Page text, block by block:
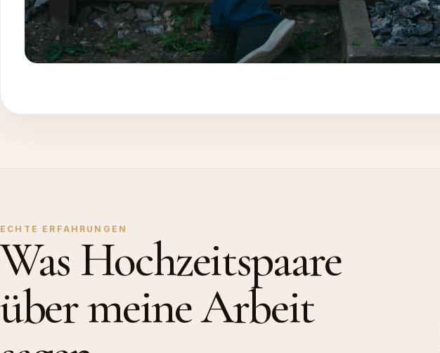
ECHTE ERFAHRUNGEN
Was Hochzeitspaare
über meine Arbeit